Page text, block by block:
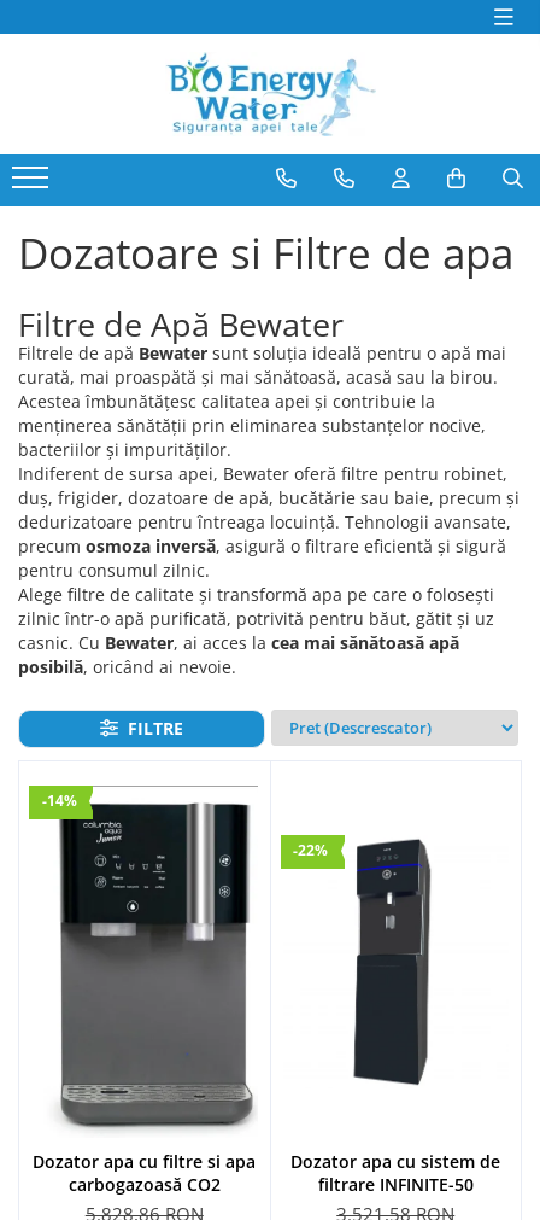
Dozatoare si Filtre de apa
Consumabile Filtre Apa
Abonamente Dozatoare Apa
Filtre Apa Frigider Side by Side
Generator de Ozon
Bideuri electrice si non-electrice
BioLux
Bosch
Hyundai
LG
MegaHome
OzonFix
Philips
Samsung
Whirlpool
Dozatoare si Filtre de apa
Filtre de Apă Bewater
Filtrele de apă Bewater sunt soluția ideală pentru o apă mai
curată, mai proaspătă și mai sănătoasă, acasă sau la birou.
Acestea îmbunătățesc calitatea apei și contribuie la
menținerea sănătății prin eliminarea substanțelor nocive,
bacteriilor și impurităților.
Indiferent de sursa apei, Bewater oferă filtre pentru robinet,
duș, frigider, dozatoare de apă, bucătărie sau baie, precum și
dedurizatoare pentru întreaga locuință. Tehnologii avansate,
precum osmoza inversă, asigură o filtrare eficientă și sigură
pentru consumul zilnic.
Alege filtre de calitate și transformă apa pe care o folosești
zilnic într-o apă purificată, potrivită pentru băut, gătit și uz
casnic. Cu Bewater, ai acces la cea mai sănătoasă apă
posibilă, oricând ai nevoie.
FILTRE
-14%
Dozator apa cu filtre si apa
carbogazoasă CO2
5.828,86 RON
-22%
Dozator apa cu sistem de
filtrare INFINITE-50
3.521,58 RON